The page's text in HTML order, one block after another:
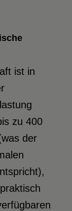
ist in
zu 400
der